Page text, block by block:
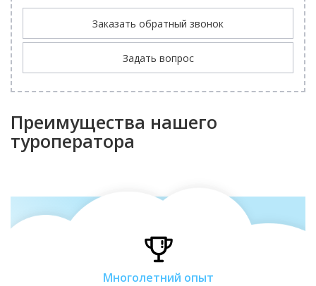
Заказать обратный звонок
Задать вопрос
Преимущества нашего
туроператора
Многолетний опыт